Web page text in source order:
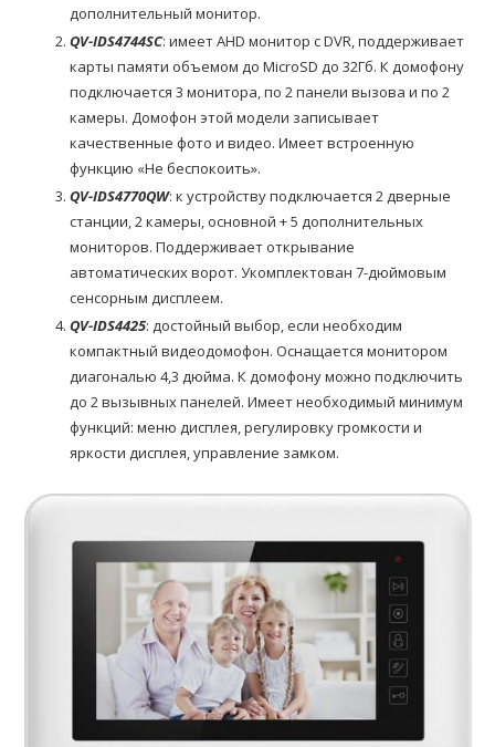
дополнительный монитор.
QV-IDS4744SC: имеет AHD монитор с DVR, поддерживает
карты памяти объемом до MicroSD до 32Гб. К домофону
подключается 3 монитора, по 2 панели вызова и по 2
камеры. Домофон этой модели записывает
качественные фото и видео. Имеет встроенную
функцию «Не беспокоить».
QV-IDS4770QW: к устройству подключается 2 дверные
станции, 2 камеры, основной + 5 дополнительных
мониторов. Поддерживает открывание
автоматических ворот. Укомплектован 7-дюймовым
сенсорным дисплеем.
QV-IDS4425: достойный выбор, если необходим
компактный видеодомофон. Оснащается монитором
диагональю 4,3 дюйма. К домофону можно подключить
до 2 вызывных панелей. Имеет необходимый минимум
функций: меню дисплея, регулировку громкости и
яркости дисплея, управление замком.